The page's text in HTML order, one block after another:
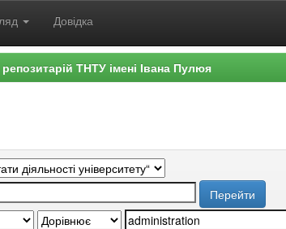
Довідка
ТНТУ імені Івана Пулюя